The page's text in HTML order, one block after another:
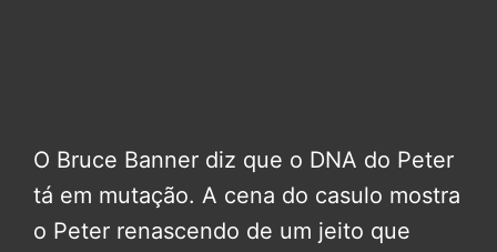
O Bruce Banner diz que o DNA do Peter
tá em mutação. A cena do casulo mostra
o Peter renascendo de um jeito que